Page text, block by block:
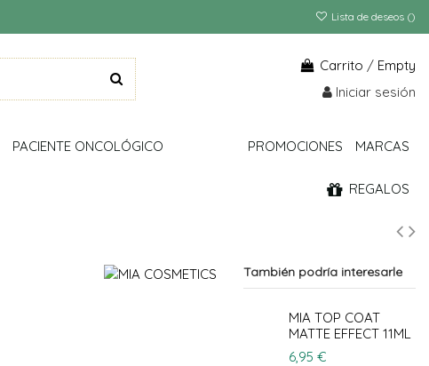
Lista de deseos ()
Carrito / Empty
Iniciar sesión
PACIENTE ONCOLÓGICO MARCAS
PROMOCIONES
REGALOS
También podría interesarle
MIA TOP COAT
MATTE EFFECT 11ML
6,95 €